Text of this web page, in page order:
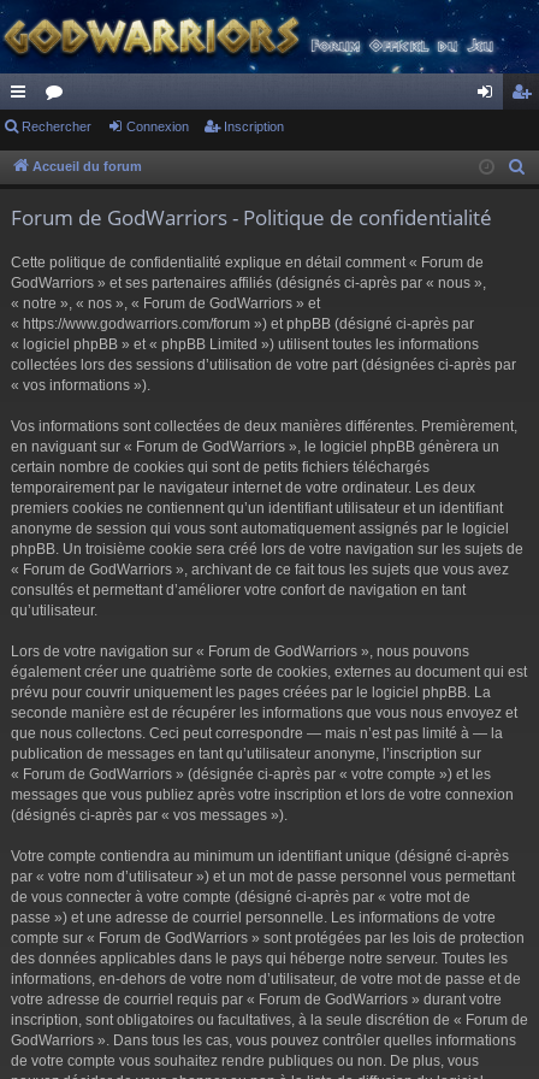
ac
co
s
or
u ne cri
Rechercher Connexion Inscription
Accueil du forum
Forum de GodWarriors - Politique de confidentialité
Cette politique de confidentialité explique en détail comment « Forum de
GodWarriors » et ses partenaires affiliés (désignés ci-après par « nous »,
« notre », « nos », « Forum de GodWarriors » et
« https://www.godwarriors.com/forum ») et phpBB (désigné ci-après par
« logiciel phpBB » et « phpBB Limited ») utilisent toutes les informations
collectées lors des sessions d’utilisation de votre part (désignées ci-après par
« vos informations »).
Vos informations sont collectées de deux manières différentes. Premièrement,
en naviguant sur « Forum de GodWarriors », le logiciel phpBB génèrera un
certain nombre de cookies qui sont de petits fichiers téléchargés
temporairement par le navigateur internet de votre ordinateur. Les deux
premiers cookies ne contiennent qu’un identifiant utilisateur et un identifiant
anonyme de session qui vous sont automatiquement assignés par le logiciel
phpBB. Un troisième cookie sera créé lors de votre navigation sur les sujets de
« Forum de GodWarriors », archivant de ce fait tous les sujets que vous avez
consultés et permettant d’améliorer votre confort de navigation en tant
qu’utilisateur.
Lors de votre navigation sur « Forum de GodWarriors », nous pouvons
également créer une quatrième sorte de cookies, externes au document qui est
prévu pour couvrir uniquement les pages créées par le logiciel phpBB. La
seconde manière est de récupérer les informations que vous nous envoyez et
que nous collectons. Ceci peut correspondre — mais n’est pas limité à — la
publication de messages en tant qu’utilisateur anonyme, l’inscription sur
« Forum de GodWarriors » (désignée ci-après par « votre compte ») et les
messages que vous publiez après votre inscription et lors de votre connexion
(désignés ci-après par « vos messages »).
Votre compte contiendra au minimum un identifiant unique (désigné ci-après
par « votre nom d’utilisateur ») et un mot de passe personnel vous permettant
de vous connecter à votre compte (désigné ci-après par « votre mot de
passe ») et une adresse de courriel personnelle. Les informations de votre
compte sur « Forum de GodWarriors » sont protégées par les lois de protection
des données applicables dans le pays qui héberge notre serveur. Toutes les
informations, en-dehors de votre nom d’utilisateur, de votre mot de passe et de
votre adresse de courriel requis par « Forum de GodWarriors » durant votre
inscription, sont obligatoires ou facultatives, à la seule discrétion de « Forum de
GodWarriors ». Dans tous les cas, vous pouvez contrôler quelles informations
de votre compte vous souhaitez rendre publiques ou non. De plus, vous